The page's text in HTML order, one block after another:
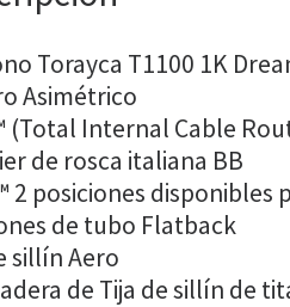
Torayca T1100 1K
Asimétrico
(Total Internal Cable
de rosca italiana BB
2 posiciones
de tubo Flatback
sillín Aero
de Tija de sillín de